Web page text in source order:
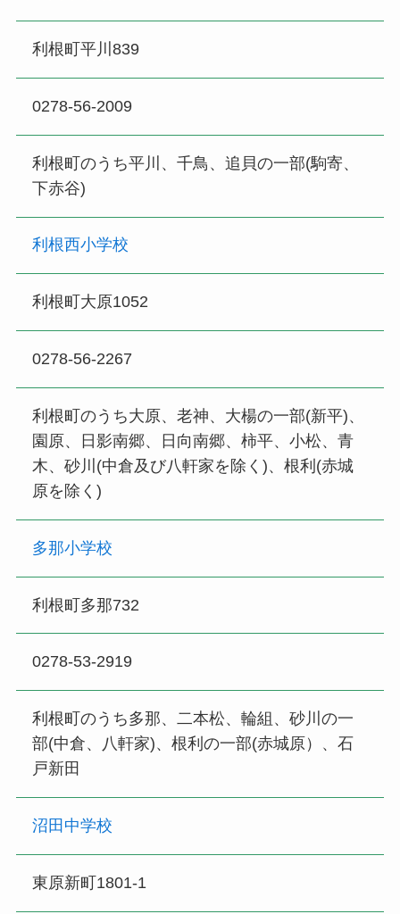
利根町平川839
0278-56-2009
利根町のうち平川、千鳥、追貝の一部(駒寄、
下赤谷)
利根西小学校
利根町大原1052
0278-56-2267
利根町のうち大原、老神、大楊の一部(新平)、
園原、日影南郷、日向南郷、柿平、小松、青
木、砂川(中倉及び八軒家を除く)、根利(赤城
原を除く)
多那小学校
利根町多那732
0278-53-2919
利根町のうち多那、二本松、輪組、砂川の一
部(中倉、八軒家)、根利の一部(赤城原）、石
戸新田
沼田中学校
東原新町1801-1